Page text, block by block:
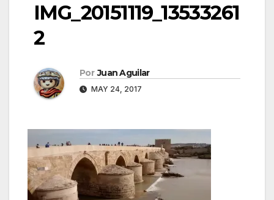
IMG_20151119_13533261
2
Por Juan Aguilar
MAY 24, 2017